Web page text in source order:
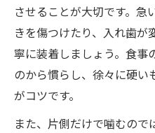
させることが大切です。急
きを傷つけたり、入れ歯が
寧に装着しましょう。食事
のから慣らし、徐々に硬い
がコツです。
また、片側だけで噛むので